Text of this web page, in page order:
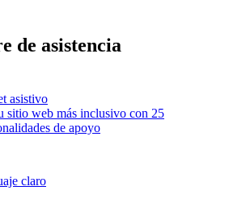
de asistencia
asistivo
sitio web más inclusivo con 25
de apoyo
claro